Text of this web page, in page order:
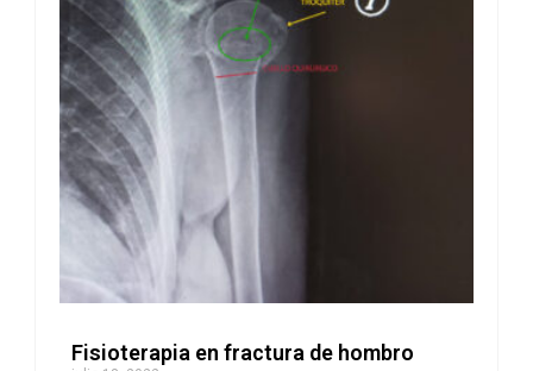
Fisioterapia en fractura de hombro